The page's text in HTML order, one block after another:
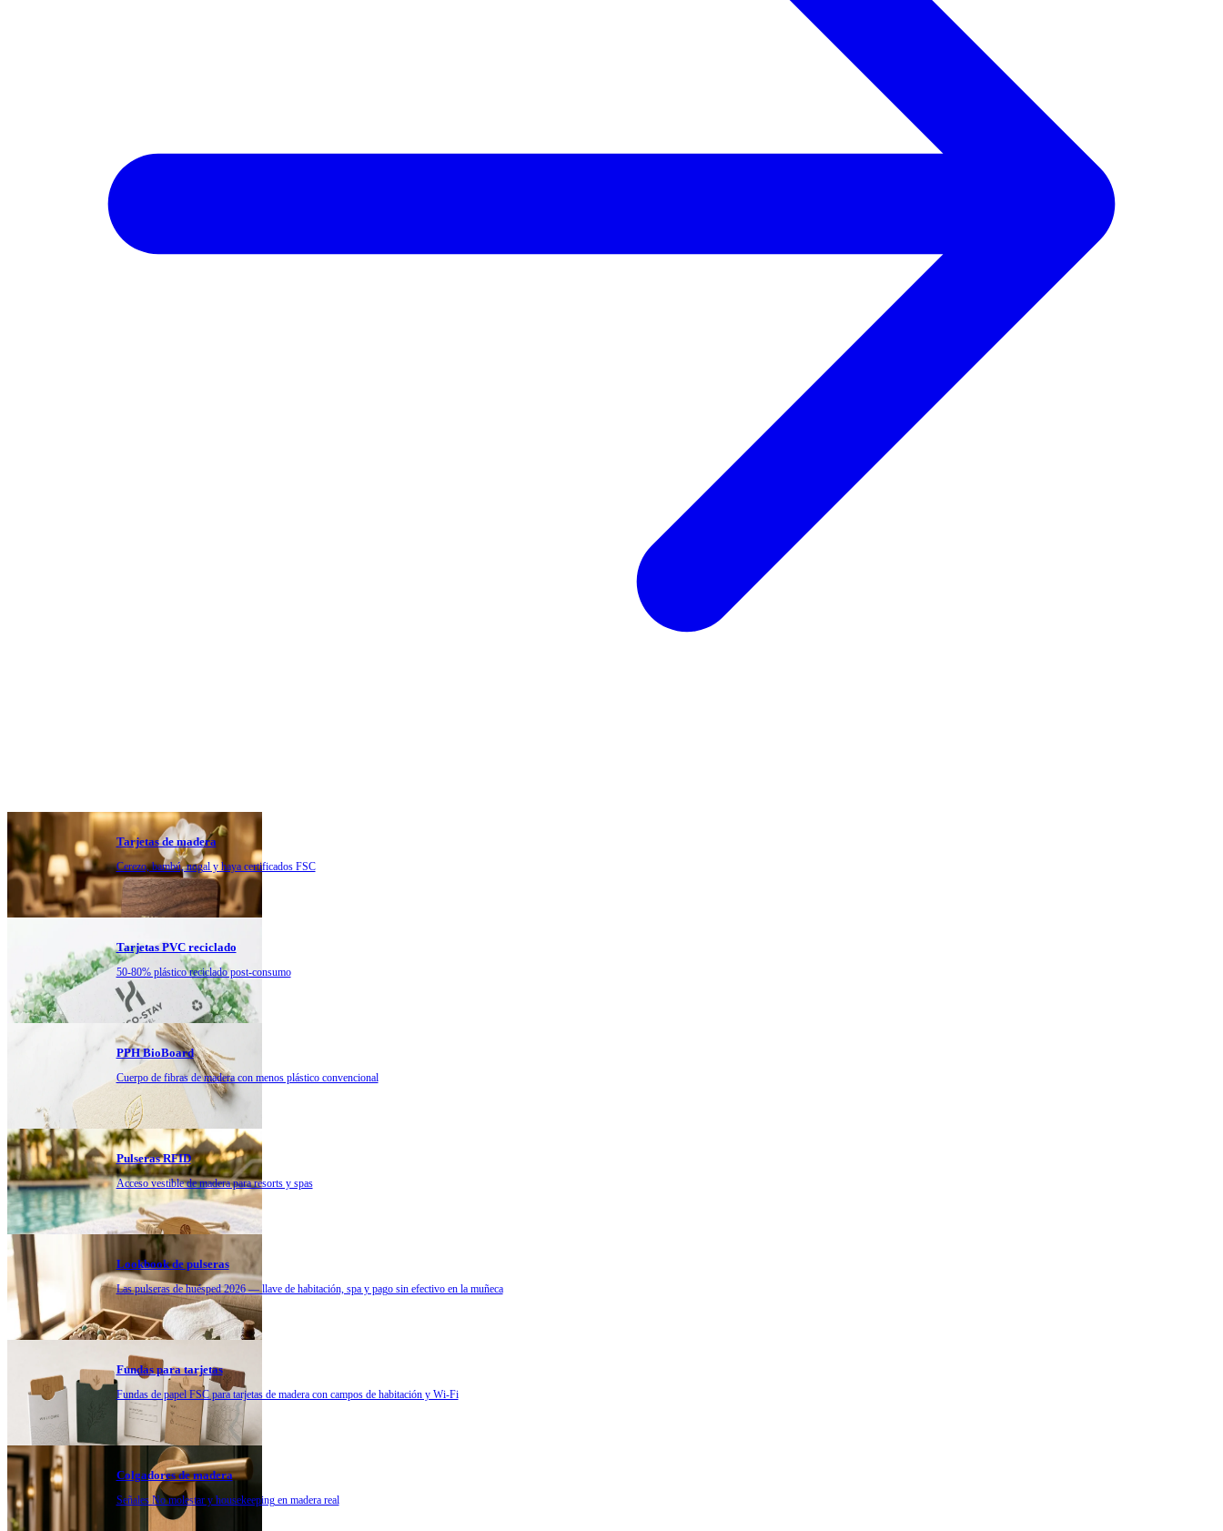
Tarjetas de madera
Cerezo, bambú, nogal y haya certificados FSC
Tarjetas PVC reciclado
50-80% plástico reciclado post-consumo
PPH BioBoard
Cuerpo de fibras de madera con menos plástico convencional
Pulseras RFID
Acceso vestible de madera para resorts y spas
Lookbook de pulseras
Las pulseras de huésped 2026 — llave de habitación, spa y pago sin efectivo en la muñeca
Fundas para tarjetas
Fundas de papel FSC para tarjetas de madera con campos de habitación y Wi-Fi
Colgadores de madera
Señales No molestar y housekeeping en madera real